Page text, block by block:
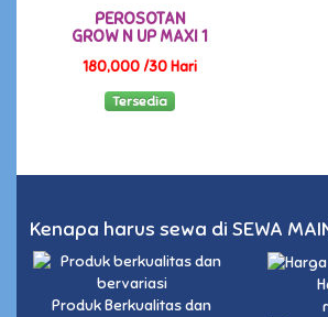
PEROSOTAN
GROW N UP MAXI 1
180,000 /30 Hari
Tersedia
Kenapa harus sewa di SEWA
Produk Berkualitas dan